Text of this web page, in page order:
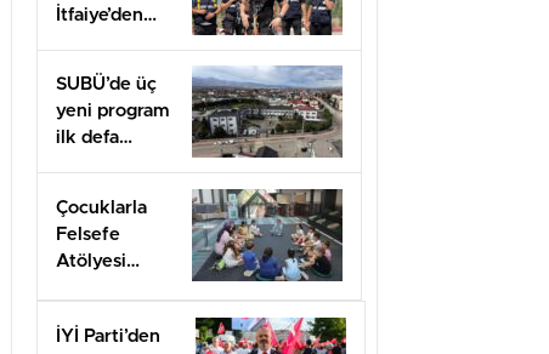
İtfaiye’den
güvenlik
eğitimi
SUBÜ’de üç
yeni program
ilk defa
Çocuklarla
Felsefe
Atölyesi
İYİ Parti’den